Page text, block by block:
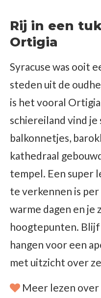
Rij in een
Ortigia
Syracuse was ooit
steden uit de
is het vooral
schiereiland vind
balkonnetjes,
kathedraal
tempel. Een super
te verkennen is
warme dagen en
hoogtepunten. Blijf
hangen voor een
met uitzicht over
Meer lezen over